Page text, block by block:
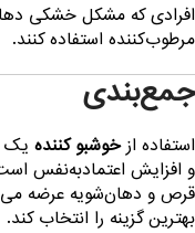
افرادی که مشکل خشکی
مرطوب‌کننده استفاده کنند.
جمع‌بندی
استفاده از خوشبو کننده یک
و افزایش اعتمادبه‌نفس
قرص و دهان‌شویه عرضه
بهترین گزینه را انتخاب کند.